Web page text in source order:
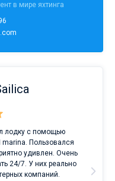
в мире яхтинга
лодку с помощью
marina. Пользовался
удивлен. Очень
24/7. У них реально
компаний.